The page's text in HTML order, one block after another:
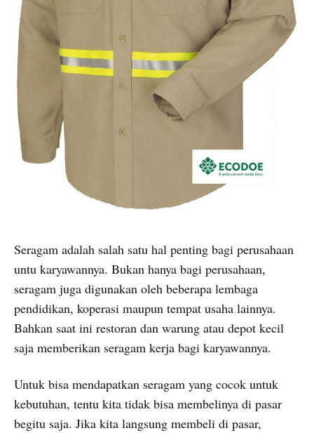
Seragam adalah salah satu hal penting bagi perusahaan
untu karyawannya. Bukan hanya bagi perusahaan,
seragam juga digunakan oleh beberapa lembaga
pendidikan, koperasi maupun tempat usaha lainnya.
Bahkan saat ini restoran dan warung atau depot kecil
saja memberikan seragam kerja bagi karyawannya.
Untuk bisa mendapatkan seragam yang cocok untuk
kebutuhan, tentu kita tidak bisa membelinya di pasar
begitu saja. Jika kita langsung membeli di pasar,